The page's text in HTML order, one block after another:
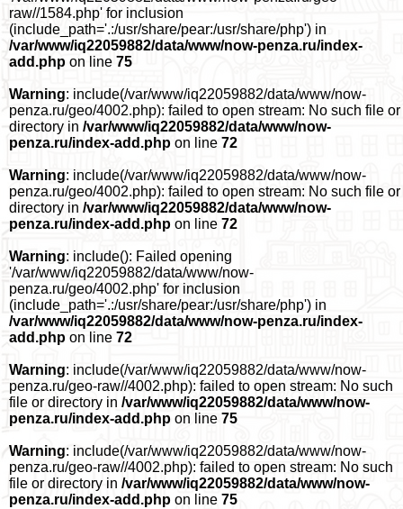
raw//1584.php' for inclusion
(include_path='.:/usr/share/pear:/usr/share/php') in
/var/www/iq22059882/data/www/now-penza.ru/index-
add.php on line 75
Warning: include(/var/www/iq22059882/data/www/now-
penza.ru/geo/4002.php): failed to open stream: No such file or
directory in /var/www/iq22059882/data/www/now-
penza.ru/index-add.php on line 72
Warning: include(/var/www/iq22059882/data/www/now-
penza.ru/geo/4002.php): failed to open stream: No such file or
directory in /var/www/iq22059882/data/www/now-
penza.ru/index-add.php on line 72
Warning: include(): Failed opening
'/var/www/iq22059882/data/www/now-
penza.ru/geo/4002.php' for inclusion
(include_path='.:/usr/share/pear:/usr/share/php') in
/var/www/iq22059882/data/www/now-penza.ru/index-
add.php on line 72
Warning: include(/var/www/iq22059882/data/www/now-
penza.ru/geo-raw//4002.php): failed to open stream: No such
file or directory in /var/www/iq22059882/data/www/now-
penza.ru/index-add.php on line 75
Warning: include(/var/www/iq22059882/data/www/now-
penza.ru/geo-raw//4002.php): failed to open stream: No such
file or directory in /var/www/iq22059882/data/www/now-
penza.ru/index-add.php on line 75